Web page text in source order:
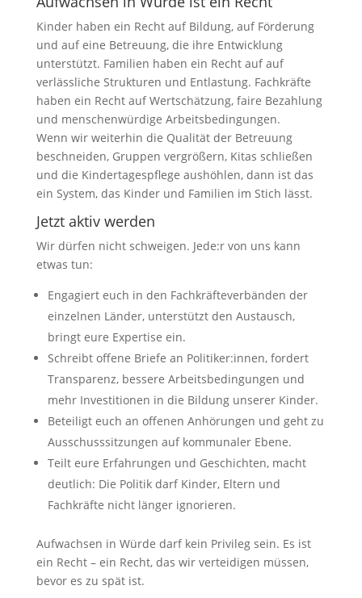
Kinder haben ein Recht auf Bildung, auf Förderung
und auf eine Betreuung, die ihre Entwicklung
unterstützt. Familien haben ein Recht auf auf
verlässliche Strukturen und Entlastung. Fachkräfte
haben ein Recht auf Wertschätzung, faire Bezahlung
und menschenwürdige Arbeitsbedingungen.
Wenn wir weiterhin die Qualität der Betreuung
beschneiden, Gruppen vergrößern, Kitas schließen
und die Kindertagespflege aushöhlen, dann ist das
ein System, das Kinder und Familien im Stich lässt.
Jetzt aktiv werden
Wir dürfen nicht schweigen. Jede:r von uns kann
etwas tun:
Engagiert euch in den Fachkräfteverbänden der
einzelnen Länder, unterstützt den Austausch,
bringt eure Expertise ein.
Schreibt offene Briefe an Politiker:innen, fordert
Transparenz, bessere Arbeitsbedingungen und
mehr Investitionen in die Bildung unserer Kinder.
Beteiligt euch an offenen Anhörungen und geht zu
Ausschusssitzungen auf kommunaler Ebene.
Teilt eure Erfahrungen und Geschichten, macht
deutlich: Die Politik darf Kinder, Eltern und
Fachkräfte nicht länger ignorieren.
Aufwachsen in Würde darf kein Privileg sein. Es ist
ein Recht – ein Recht, das wir verteidigen müssen,
bevor es zu spät ist.